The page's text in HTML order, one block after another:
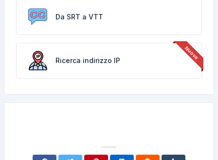
Da SRT a VTT
Ricerca indirizzo IP